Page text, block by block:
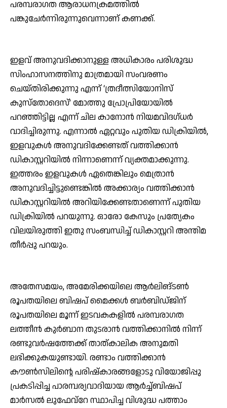
പരമ്പരാഗത ആരാധനക്രമത്തില്‍
പങ്കുചേര്‍ന്നിരുന്നുവെന്നാണ് കണക്ക്.
ഇളവ് അനുവദിക്കാനുള്ള അധികാരം പരിശുദ്ധ
സിംഹാസനത്തിനു മാത്രമായി സംവരണം
ചെയ്തിരിക്കുന്നു എന്ന് ‘ത്രദീത്സിയോനിസ്
കുസ്തോദെസ്’ മോത്തു പ്രോപ്രിയോയില്‍
പറഞ്ഞിട്ടില്ല എന്ന് ചില കാനോന്‍ നിയമവിദഗ്ധര്‍
വാദിച്ചിരുന്നു. എന്നാല്‍ ഏറ്റവും പുതിയ ഡിക്രിയില്‍,
ഇളവുകള്‍ അനുവദിക്കേണ്ടത് വത്തിക്കാന്‍
ഡികാസ്റ്ററിയില്‍ നിന്നാണെന്ന് വ്യക്തമാക്കുന്നു.
ഇത്തരം ഇളവുകള്‍ ഏതെങ്കിലും മെത്രാന്‍
അനുവദിച്ചിട്ടുണ്ടെങ്കില്‍ അക്കാര്യം വത്തിക്കാന്‍
ഡികാസ്റ്ററിയില്‍ അറിയിക്കേണ്ടതാണെന്ന് പുതിയ
ഡിക്രിയില്‍ പറയുന്നു. ഓരോ കേസും പ്രത്യേകം
വിലയിരുത്തി ഇതു സംബന്ധിച്ച് ഡികാസ്റ്ററി അന്തിമ
തീര്‍പ്പു പറയും.
അതേസമയം, അമേരിക്കയിലെ ആര്‍ലിങ്ടണ്‍
രൂപതയിലെ ബിഷപ് മൈക്കള്‍ ബര്‍ബിഡ്ജിന്
രൂപതയിലെ മൂന്ന് ഇടവകകളില്‍ പരമ്പരാഗത
ലത്തീന്‍ കുര്‍ബാന തുടരാന്‍ വത്തിക്കാനില്‍ നിന്ന്
രണ്ടുവര്‍ഷത്തേക്ക് താത്കാലിക അനുമതി
ലഭിക്കുകയുണ്ടായി. രണ്ടാം വത്തിക്കാന്‍
കൗണ്‍സിലിന്റെ പരിഷ്‌കാരങ്ങളോടു വിയോജിപ്പു
പ്രകടിപ്പിച്ച പാരമ്പര്യവാദിയായ ആര്‍ച്ച്ബിഷപ്
മാര്‍സല്‍ ലുഫേവ്റേ സ്ഥാപിച്ച വിശുദ്ധ പത്താം